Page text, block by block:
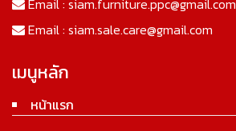
Email : siam.furniture.ppc@gmail.com
Email : siam.sale.care@gmail.com
เมนูหลัก
หน้าแรก